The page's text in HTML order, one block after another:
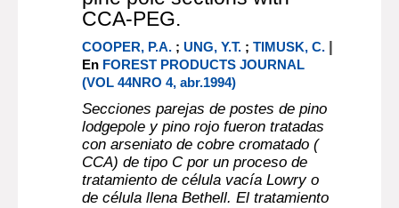
CCA-PEG.
COOPER, P.A. ;UNG, Y.T. ;TIMUSK, C. |
En FOREST PRODUCTS JOURNAL
(VOL 44NRO 4, abr.1994)
Secciones parejas de postes de pino
lodgepole y pino rojo fueron tratadas
con arseniato de cobre cromatado (
CCA) de tipo C por un proceso de
tratamiento de célula vacía Lowry o
de célula llena Bethell. El tratamiento